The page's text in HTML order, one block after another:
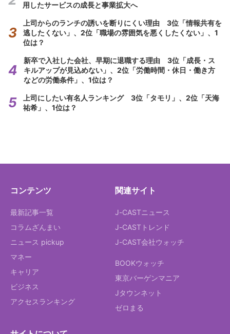
用したサービスの成長と事業拡大へ
上司からのランチの誘いを断りにくい理由 3位「情報共有を
逃したくない」、2位「職場の雰囲気を悪くしたくない」、1
位は？
新卒で入社した会社、早期に退職する理由 3位「成長・ス
キルアップが見込めない」、2位「労働時間・休日・働き方
などの労働条件」、1位は？
上司にしたい有名人ランキング 3位「タモリ」、2位「天海
祐希」、1位は？
コンテンツ
最新記事一覧
コラムざんまい
ニュース pickup
マネー
キャリア
ビジネス
アクセスランキング
関連サイト
J-CASTニュース
J-CASTトレンド
J-CAST会社ウォッチ
BOOKウォッチ
東京バーゲンマニア
Jタウンネット
ゼロまる